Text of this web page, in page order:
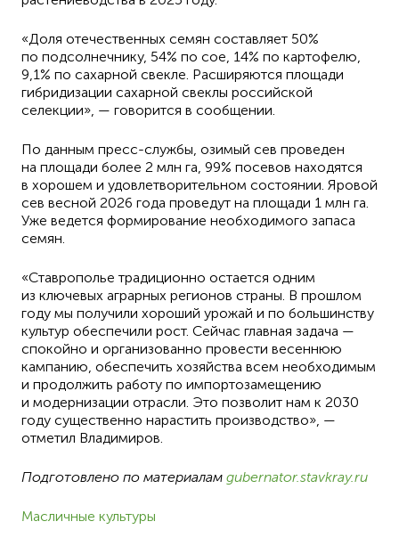
«Доля отечественных семян составляет 50%
по подсолнечнику, 54% по сое, 14% по картофелю,
9,1% по сахарной свекле. Расширяются площади
гибридизации сахарной свеклы российской
селекции», — говорится в сообщении.
По данным пресс-службы, озимый сев проведен
на площади более 2 млн га, 99% посевов находятся
в хорошем и удовлетворительном состоянии. Яровой
сев весной 2026 года проведут на площади 1 млн га.
Уже ведется формирование необходимого запаса
семян.
«Ставрополье традиционно остается одним
из ключевых аграрных регионов страны. В прошлом
году мы получили хороший урожай и по большинству
культур обеспечили рост. Сейчас главная задача —
спокойно и организованно провести весеннюю
кампанию, обеспечить хозяйства всем необходимым
и продолжить работу по импортозамещению
и модернизации отрасли. Это позволит нам к 2030
году существенно нарастить производство», —
отметил Владимиров.
Подготовлено по материалам gubernator.stavkray.ru
Масличные культуры